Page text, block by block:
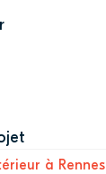
à Rennes